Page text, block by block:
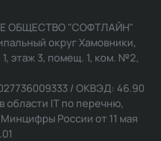
ОБЩЕСТВО "СОФТЛАЙН"
округ Хамовники,
1, этаж 3, помещ. 1, ком. №2,
/ ОКВЭД: 46.90
области IT по перечню,
России от 11 мая